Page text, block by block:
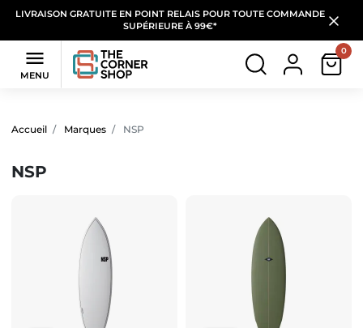
LIVRAISON GRATUITE EN POINT RELAIS POUR TOUTE COMMANDE
SUPÉRIEURE À 99€*

MENU
0
Accueil Marques NSP
NSP